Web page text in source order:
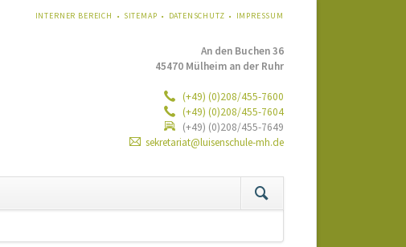
NAVIGATION
INTERNER BEREICH SITEMAP DATENSCHUTZ IMPRESSUM
An den Buchen 36
45470 Mülheim an der Ruhr
(+49) (0)208/455-7600
(+49) (0)208/455-7604
(+49) (0)208/455-7649
sekretariat@luisenschule-mh.de
überspringen